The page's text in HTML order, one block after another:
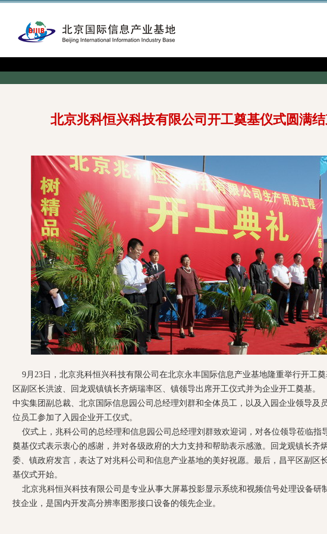
北京兆科恒兴科技有限公司开工奠基仪式圆满
9月23日，北京兆科恒兴科技有限公司在北京永丰国际信息产业基地隆重举行开工
区副区长洪波、回龙观镇镇长齐炳瑞率区、镇领导出席开工仪式并为企业开工奠基。
中实集团副总裁、北京国际信息园公司总经理刘群和全体员工，以及入园企业领导及
位员工参加了入园企业开工仪式。
仪式上，兆科公司的总经理和信息园公司总经理刘群致欢迎词，对各位领导莅临指
奠基仪式表示衷心的感谢，并对各级政府的大力支持和帮助表示感激。回龙观镇长齐
委、镇政府发言，表达了对兆科公司和信息产业基地的美好祝愿。最后，昌平区副区
基仪式开始。
北京兆科恒兴科技有限公司是专业从事大屏幕投影显示系统和视频信号处理设备研
技企业，是国内开发高分辨率图形接口设备的领先企业。